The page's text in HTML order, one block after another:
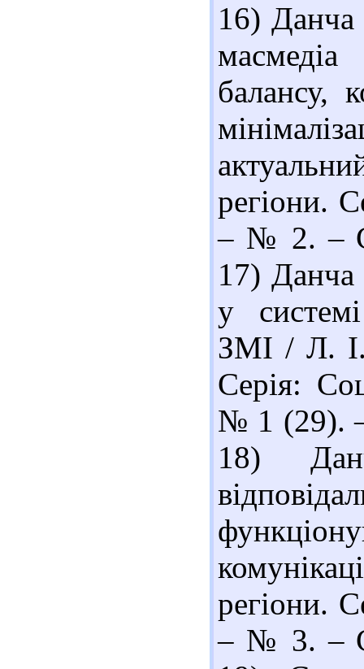
16) Данча
балансу,
регіони.
– № 2. –
17) Данча
у системі
ЗМІ / Л.
Серія:
№ 1 (29). –
18)
регіони.
– № 3. –